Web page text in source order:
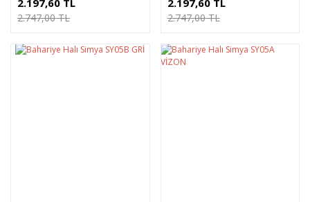
2.747,00 TL 2.747,00 TL